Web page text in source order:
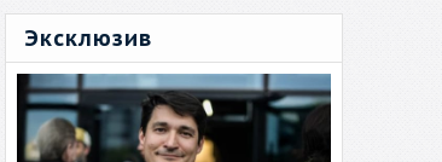
Эксклюзив